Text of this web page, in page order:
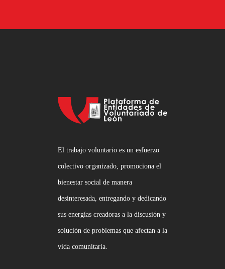
El trabajo voluntario es un esfuerzo
colectivo organizado, promociona el
bienestar social de manera
desinteresada, entregando y dedicando
sus energías creadoras a la discusión y
solución de problemas que afectan a la
vida comunitaria.